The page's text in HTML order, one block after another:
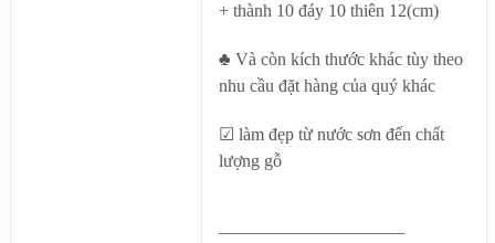
+ thành 10 đáy 10 thiên 12(cm)
♣ Và còn kích thước khác tùy theo
nhu cầu đặt hàng của quý khác
☑ làm đẹp từ nước sơn đến chất
lượng gỗ
——————————–